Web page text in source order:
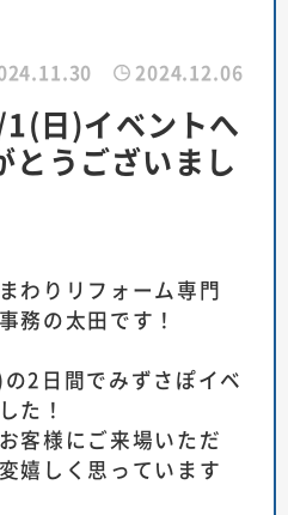
2024.12.06
日)イベントへ
とうございまし
わりリフォーム専門
務の太田です！
2日間でみずさぽイベ
た！
客様にご来場いただ
嬉しく思っています